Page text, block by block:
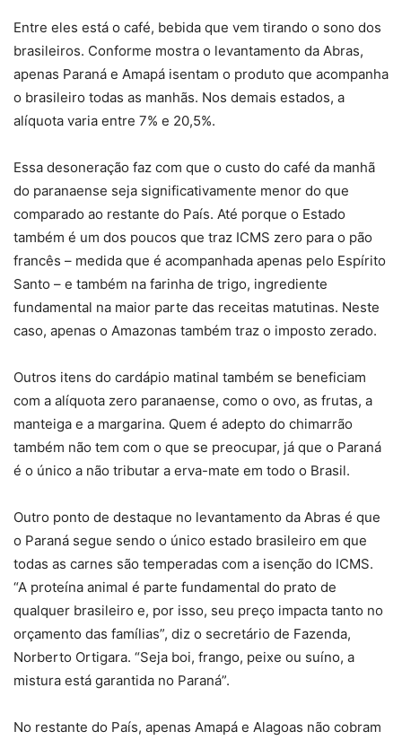
Entre eles está o café, bebida que vem tirando o sono dos
brasileiros. Conforme mostra o levantamento da Abras,
apenas Paraná e Amapá isentam o produto que acompanha
o brasileiro todas as manhãs. Nos demais estados, a
alíquota varia entre 7% e 20,5%.
Essa desoneração faz com que o custo do café da manhã
do paranaense seja significativamente menor do que
comparado ao restante do País. Até porque o Estado
também é um dos poucos que traz ICMS zero para o pão
francês – medida que é acompanhada apenas pelo Espírito
Santo – e também na farinha de trigo, ingrediente
fundamental na maior parte das receitas matutinas. Neste
caso, apenas o Amazonas também traz o imposto zerado.
Outros itens do cardápio matinal também se beneficiam
com a alíquota zero paranaense, como o ovo, as frutas, a
manteiga e a margarina. Quem é adepto do chimarrão
também não tem com o que se preocupar, já que o Paraná
é o único a não tributar a erva-mate em todo o Brasil.
Outro ponto de destaque no levantamento da Abras é que
o Paraná segue sendo o único estado brasileiro em que
todas as carnes são temperadas com a isenção do ICMS.
“A proteína animal é parte fundamental do prato de
qualquer brasileiro e, por isso, seu preço impacta tanto no
orçamento das famílias”, diz o secretário de Fazenda,
Norberto Ortigara. “Seja boi, frango, peixe ou suíno, a
mistura está garantida no Paraná”.
No restante do País, apenas Amapá e Alagoas não cobram